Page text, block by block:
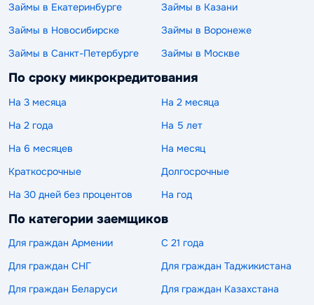
Займы в Екатеринбурге
Займы в Казани
Займы в Новосибирске
Займы в Воронеже
Займы в Санкт-Петербурге
Займы в Москве
По сроку микрокредитования
На 3 месяца
На 2 месяца
На 2 года
На 5 лет
На 6 месяцев
На месяц
Краткосрочные
Долгосрочные
На 30 дней без процентов
На год
По категории заемщиков
Для граждан Армении
С 21 года
Для граждан СНГ
Для граждан Таджикистана
Для граждан Беларуси
Для граждан Казахстана